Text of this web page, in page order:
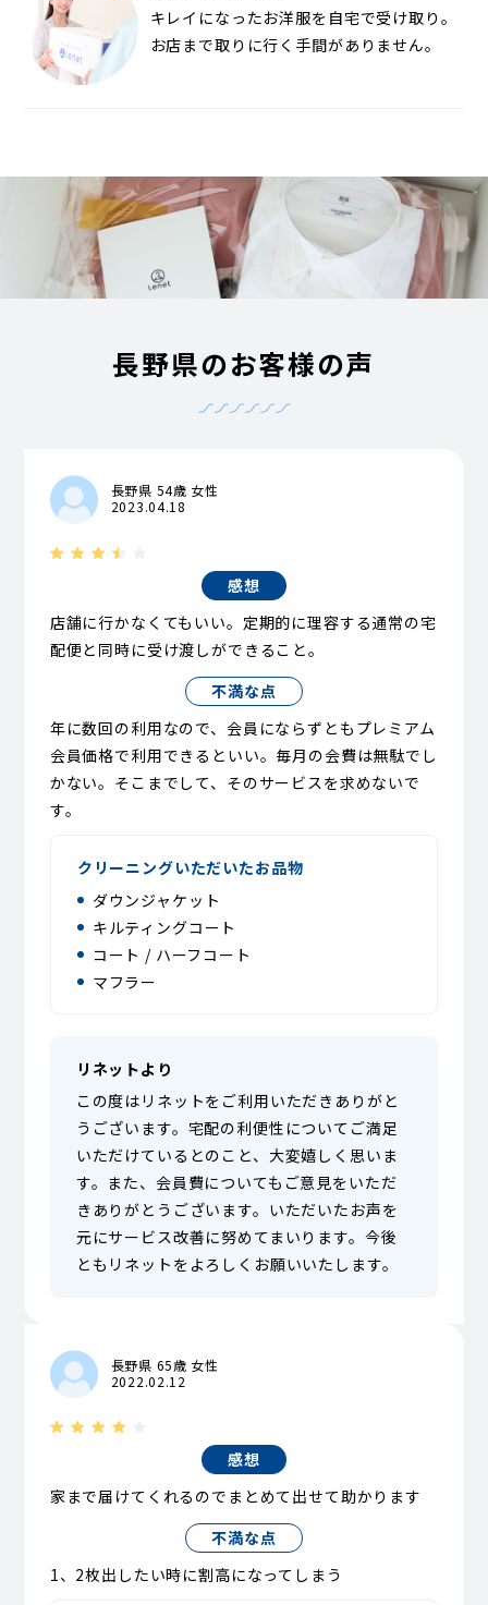
キレイになったお洋服を自宅で受け取り。
お店まで取りに行く手間がありません。
長野県のお客様の声
長野県 54歳 女性
2023.04.18
感想
店舗に行かなくてもいい。定期的に理容する通常の宅
配便と同時に受け渡しができること。
不満な点
年に数回の利用なので、会員にならずともプレミアム
会員価格で利用できるといい。毎月の会費は無駄でし
かない。そこまでして、そのサービスを求めないで
す。
クリーニングいただいたお品物
ダウンジャケット
キルティングコート
コート / ハーフコート
マフラー
リネットより
この度はリネットをご利用いただきありがと
うございます。宅配の利便性についてご満足
いただけているとのこと、大変嬉しく思いま
す。また、会員費についてもご意見をいただ
きありがとうございます。いただいたお声を
元にサービス改善に努めてまいります。今後
ともリネットをよろしくお願いいたします。
長野県 65歳 女性
2022.02.12
感想
家まで届けてくれるのでまとめて出せて助かります
不満な点
1、2枚出したい時に割高になってしまう